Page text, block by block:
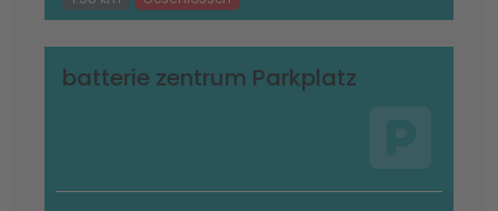
batterie zentrum Parkplatz